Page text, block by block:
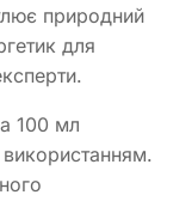
природний
для
100 мл